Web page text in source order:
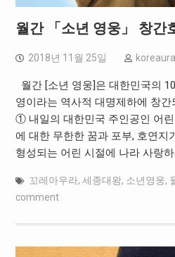
월간 「소년 영웅」 창간
2018년 11월 25일 koreaura
월간 [소년 영웅]은 대한민국의
영이라는 역사적 대명제하에 창
① 내일의 대한민국 주인공인 어린
에 대한 무한한 꿈과 포부, 호연
형성되는 어린 시절에 나라 사랑
꼬레아우라, 세종대왕, 소년영웅,
comment